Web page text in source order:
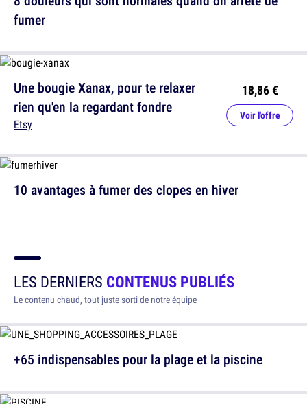
fumer
10 avantages à fumer des clopes en hiver
Une bougie Xanax, pour te relaxer
rien qu'en la regardant fondre
Etsy
18,86 €
Voir l'offre
LES DERNIERS CONTENUS PUBLIÉS
Le contenu chaud, tout juste sorti de notre équipe
+65 indispensables pour la plage et la piscine